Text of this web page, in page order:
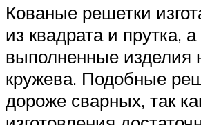
Кованые решетки
из квадрата и прутка,
выполненные изделия
кружева. Подобные
дороже сварных, так